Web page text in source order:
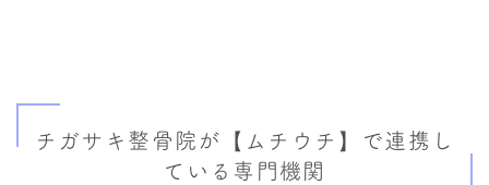
チガサキ整骨院が【ムチウチ】で連携し
ている専門機関